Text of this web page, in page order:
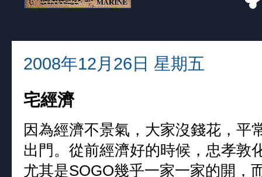
2008年12月26日 星期五
宅經濟
因為經濟不景氣，大家沒錢花，平
出門。從前經濟好的時候，忠孝敦
尤其是SOGO幾乎一家一家的開，